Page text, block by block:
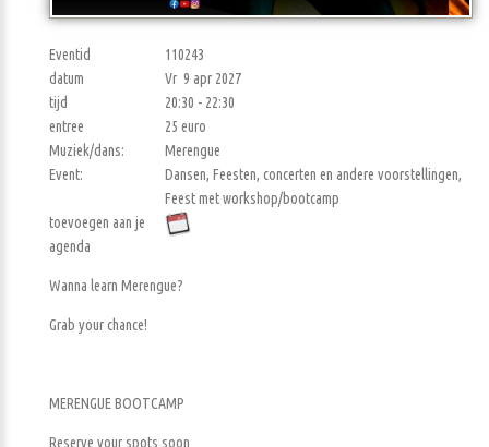
Eventid
110243
datum
Vr 9 apr 2027
tijd
20:30 - 22:30
entree
25 euro
Muziek/dans:
Merengue
Event:
Dansen, Feesten, concerten en andere voorstellingen,
Feest met workshop/bootcamp
toevoegen aan je
agenda
Wanna learn Merengue?
Grab your chance!
MERENGUE BOOTCAMP
Reserve your spots soon